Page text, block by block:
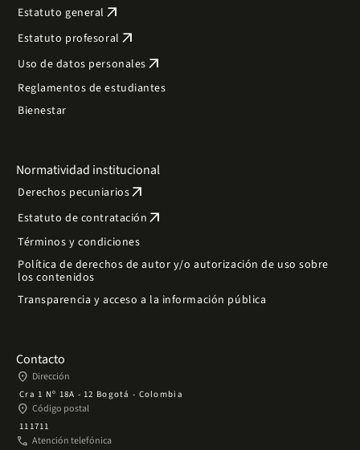
Estatuto general arrow_outward
Estatuto profesoral arrow_outward
Uso de datos personales arrow_outward
Reglamentos de estudiantes
Bienestar
Normatividad institucional
Derechos pecuniariosarrow_outward
Estatuto de contratación arrow_outward
Términos y condiciones
Política de derechos de autor y/o autorización de uso sobre
los contenidos
Transparencia y acceso a la información pública
Contacto
place Dirección
Cra 1 Nº 18A - 12 Bogotá - Colombia
place Código postal
111711
phone Atención telefónica